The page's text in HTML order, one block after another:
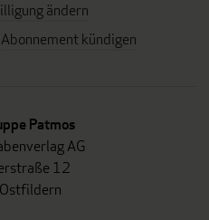
ändern
Abonnement kündigen
Patmos
AG
12